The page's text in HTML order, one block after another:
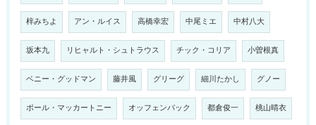
梓みちよ アン・ルイス 高橋幸宏 中尾ミエ 中村八大
坂本九 リヒャルト・シュトラウス チック・コリア 小曽根真
ベニー・グッドマン 藤井風 グリーグ 細川たかし グノー
ポール・マッカートニー オッフェンバック 都倉俊一 桃山晴衣